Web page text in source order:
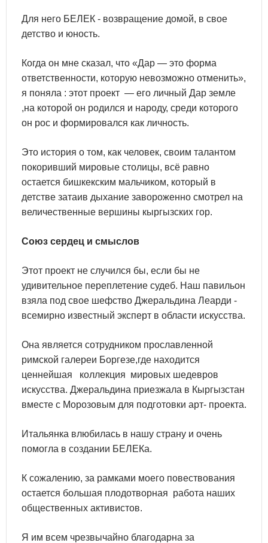
Для него БЕЛЕК - возвращение домой, в свое
детство и юность.
Когда он мне сказал, что «Дар — это форма
ответственности, которую невозможно отменить»,
я поняла : этот проект — его личный Дар земле
,на которой он родился и народу, среди которого
он рос и формировался как личность.
Это история о том, как человек, своим талантом
покоривший мировые столицы, всё равно
остается бишкекским мальчиком, который в
детстве затаив дыхание завороженно смотрел на
величественные вершины кыргызских гор.
Союз сердец и смыслов
Этот проект не случился бы, если бы не
удивительное переплетение судеб. Наш павильон
взяла под свое шефство Джеральдина Леарди -
всемирно известный эксперт в области искусства.
Она является сотрудником прославленной
римской галереи Боргезе,где находится
ценнейшая коллекция мировых шедевров
искусства. Джеральдина приезжала в Кыргызстан
вместе с Морозовым для подготовки арт- проекта.
Итальянка влюбилась в нашу страну и очень
помогла в создании БЕЛЕКа.
К сожалению, за рамками моего повествования
остается большая плодотворная работа наших
общественных активистов.
Я им всем чрезвычайно благодарна за